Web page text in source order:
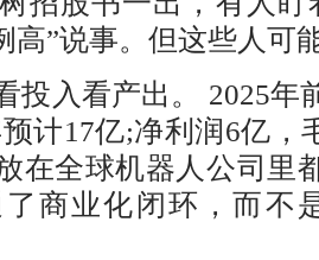
高”说事。但这些人可
入看产出。 2025年
计17亿;净利润6亿，
在全球机器人公司里
商业化闭环，而不